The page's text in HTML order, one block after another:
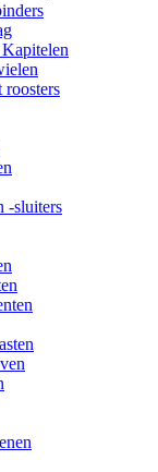
roosters
-sluiters